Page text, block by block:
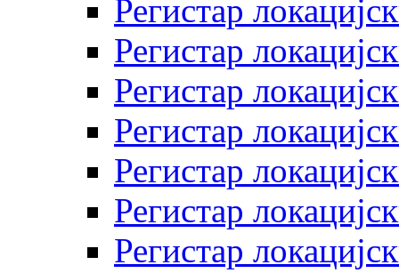
Регистар
Регистар
Регистар
Регистар
Регистар
Регистар
Регистар